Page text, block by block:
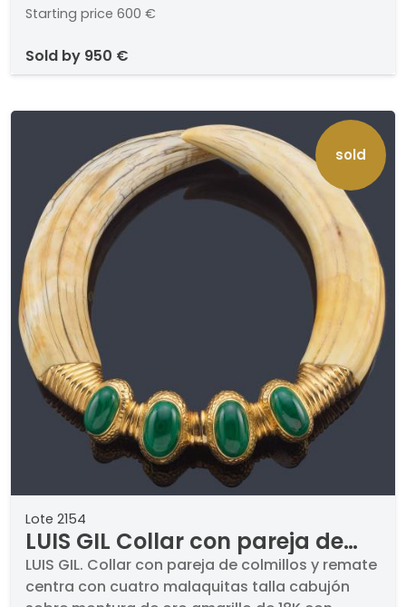
Starting price 600 €
sold by 950 €
sold
Lote 2154
LUIS GIL Collar con pareja de
colmillos y remate centra con
cuatro malaquitas talla
LUIS GIL. Collar con pareja de colmillos y remate
centra con cuatro malaquitas talla cabujón